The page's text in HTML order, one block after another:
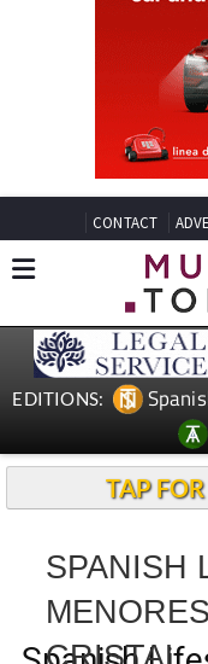
CONTACT
EDITIONS:
TAP
SPANISH
CRISTAL